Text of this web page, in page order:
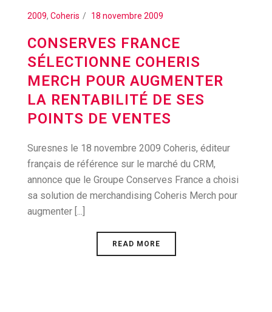
2009, Coheris 18 novembre 2009
CONSERVES FRANCE
SÉLECTIONNE COHERIS
MERCH POUR AUGMENTER
LA RENTABILITÉ DE SES
POINTS DE VENTES
Suresnes le 18 novembre 2009 Coheris, éditeur
français de référence sur le marché du CRM,
annonce que le Groupe Conserves France a choisi
sa solution de merchandising Coheris Merch pour
augmenter [...]
READ MORE